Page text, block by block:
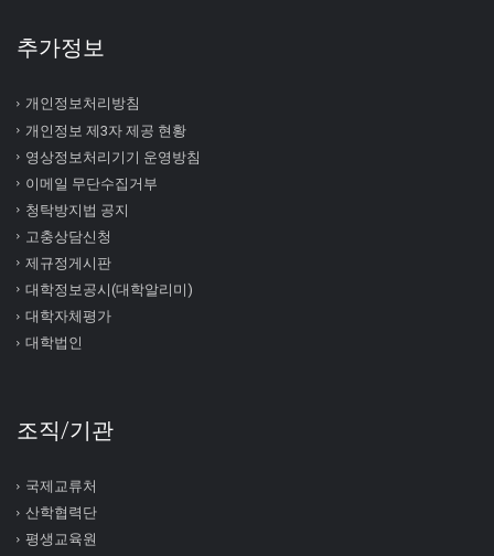
추가정보
개인정보처리방침
개인정보 제3자 제공 현황
영상정보처리기기 운영방침
이메일 무단수집거부
청탁방지법 공지
고충상담신청
제규정게시판
대학정보공시(대학알리미)
대학자체평가
대학법인
조직/기관
국제교류처
산학협력단
평생교육원